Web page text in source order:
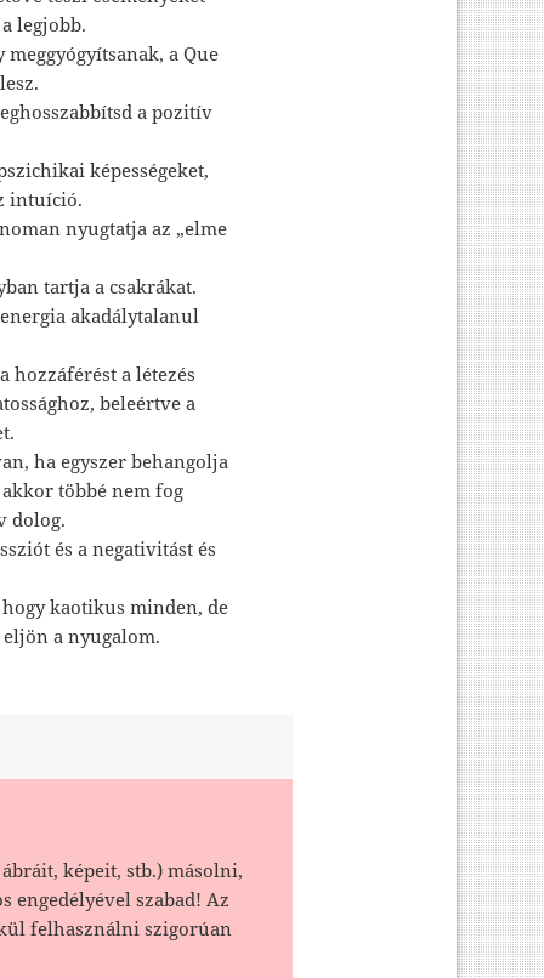
legjobb.
a Que
a pozitív
képességeket,
intuíció.
nyugtatja az „elme
tartja a csakrákat.
akadálytalanul
hozzáférést a létezés
beleértve a
ha egyszer behangolja
többé nem fog
dolog.
és a negativitást és
kaotikus minden, de
a nyugalom.
képeit, stb.) másolni,
engedélyével szabad! Az
felhasználni szigorúan